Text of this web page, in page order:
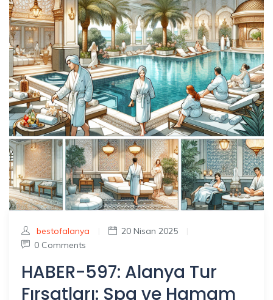
bestofalanya 20 Nisan 2025
0 Comments
HABER-597: Alanya Tur
Fırsatları: Spa ve Hamam